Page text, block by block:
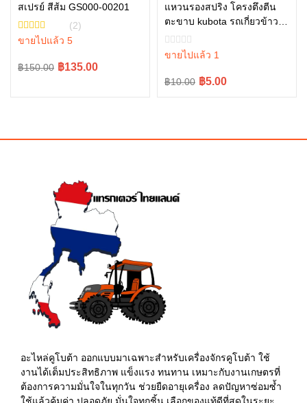
สเปรย์ สีส้ม GS000-00201
(2)
ขายไปแล้ว 5
฿150.00
Original ฿135.00
Current
หยิบใส่ตะกร้า
แหวนรองสปริง โครงตึงตีน
ตะขาบ kubota รถเกี่ยวข้าวคู
โบต้า รุ่น DC70 04512-
50140
ขายไปแล้ว 1
฿10.00
Original฿5.00
Current
หยิบใส่ตะกร้า
อะไหล่คูโบต้า ออกแบบมาเฉพาะสำหรับเครื่องจักรคูโบต้า ใช้
งานได้เต็มประสิทธิภาพ แข็งแรง ทนทาน เหมาะกับงานเกษตรที่
ต้องการความมั่นใจในทุกวัน ช่วยยืดอายุเครื่อง ลดปัญหาซ่อมซ้ำ
ใช้แล้วคุ้มค่า ปลอดภัย มั่นใจทุกชิ้น เลือกของแท้ดีที่สุดในระยะ